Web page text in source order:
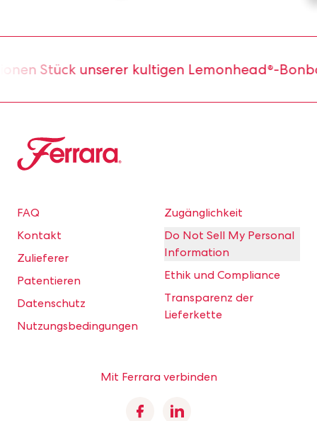
Stück unserer kultigen Lemonhead®-
Ferrara
FAQ
Kontakt
Zulieferer
Patentieren
Datenschutz
Nutzungsbedingungen
Zugänglichkeit
Do Not Sell My Personal
Information
Ethik und Compliance
Transparenz der
Lieferkette
Mit Ferrara verbinden
FacebookLinkedin